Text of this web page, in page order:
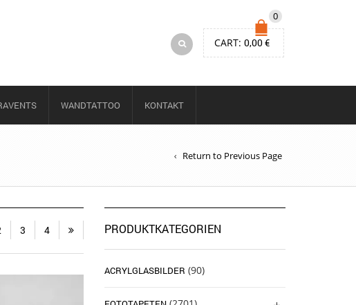
0
CART: 0,00€
WANDTATTOO KONTAKT
Return to Previous Page
3 4 PRODUKTKATEGORIEN
ACRYLGLASBILDER (90)